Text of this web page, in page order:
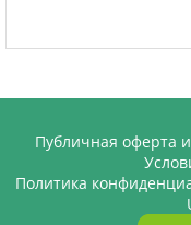
Публичная оферта
Политика